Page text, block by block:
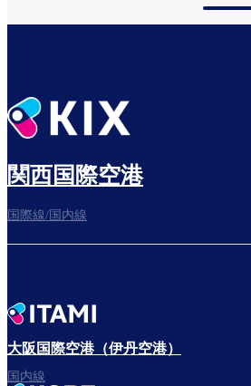
関西国際空港
国際線/国内線
大阪国際空港（伊丹空港）
国内線